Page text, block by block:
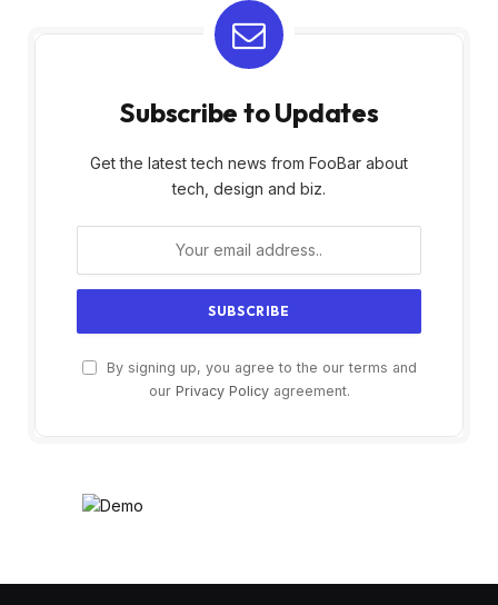
Subscribe to Updates
Get the latest tech news from FooBar about
tech, design and biz.
By signing up, you agree to the our terms and
our Privacy Policyagreement.